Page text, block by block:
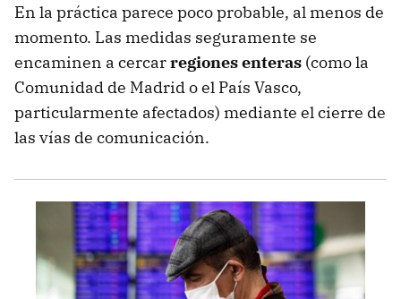
En la práctica parece poco probable, al menos de
momento. Las medidas seguramente se
encaminen a cercarregiones enteras (como la
Comunidad de Madrid o el País Vasco,
particularmente afectados) mediante el cierre de
las vías de comunicación.